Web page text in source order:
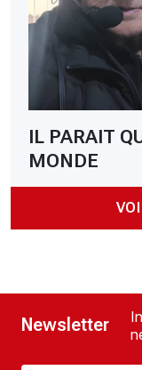
IL PARAIT
MONDE
Newsletter